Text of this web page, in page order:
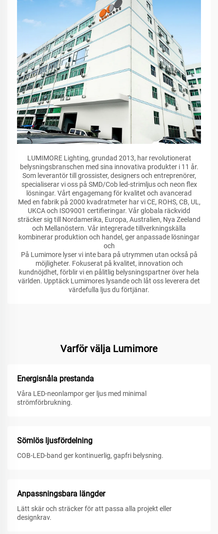
LUMIMORE Lighting, grundad 2013, har revolutionerat
belysningsbranschen med sina innovativa produkter i 11 år.
Som leverantör till grossister, designers och entreprenörer,
specialiserar vi oss på SMD/Cob led-strimljus och neon flex
lösningar. Vårt engagemang för kvalitet och avancerad
Med en fabrik på 2000 kvadratmeter har vi CE, ROHS, CB, UL,
UKCA och ISO9001 certifieringar. Vår globala räckvidd
sträcker sig till Nordamerika, Europa, Australien, Nya Zeeland
och Mellanöstern. Vår integrerade tillverkningskälla
kombinerar produktion och handel, ger anpassade lösningar
och
På Lumimore lyser vi inte bara på utrymmen utan också på
möjligheter. Fokuserat på kvalitet, innovation och
kundnöjdhet, förblir vi en pålitlig belysningspartner över hela
världen. Upptäck Lumimores lysande och låt oss leverera det
värdefulla ljus du förtjänar.
Varför välja Lumimore
Energisnåla prestanda
Våra LED-neonlampor ger ljus med minimal
strömförbrukning.
Sömlös ljusfördelning
COB-LED-band ger kontinuerlig, gapfri belysning.
Anpassningsbara längder
Lätt skär och sträcker för att passa alla projekt eller
designkrav.